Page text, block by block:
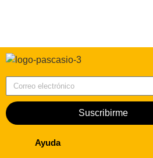
Suscribirme
Ayuda